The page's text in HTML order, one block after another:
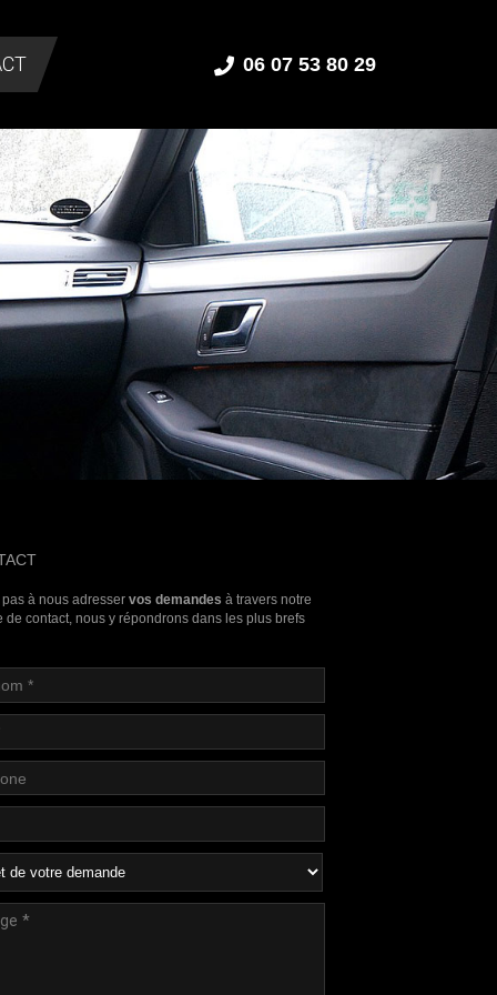
06 07 53 80 29
pas à nous adresservos demandes à travers notre
de contact, nous y répondrons dans les plus brefs